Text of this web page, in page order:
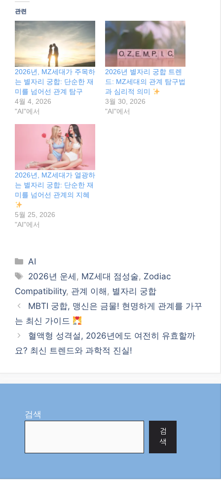
관련
2026년, MZ세대가 주목하
는 별자리 궁합: 단순한 재
미를 넘어선 관계 탐구
4월 4, 2026
"AI"에서
2026년 별자리 궁합 트렌
드: MZ세대의 관계 탐구법
과 심리적 의미
3월 30, 2026
"AI"에서
2026년, MZ세대가 열광하
는 별자리 궁합: 단순한 재
미를 넘어선 관계의 지혜
5월 25, 2026
"AI"에서
Categories
AI
Tags
2026년 운세 , MZ세대 점성술, Zodiac
Compatibility, 관계 이해 , 별자리 궁합
MBTI 궁합, 맹신은 금물! 현명하게 관계를 가꾸
는 최신 가이드
혈액형 성격설, 2026년에도 여전히 유효할까
요? 최신 트렌드와 과학적 진실!
검색
검
색